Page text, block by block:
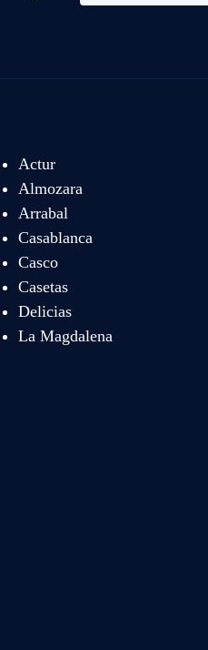
Actur
Almozara
Arrabal
Casablanca
Casco
Casetas
Delicias
La Magdalena